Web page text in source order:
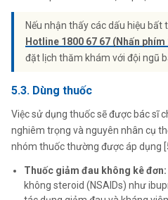
Nếu nhận thấy các dấu hiệu
Hotline 1800 67 67 (Nhấn phím
đặt lịch thăm khám với đội ngũ
5.3. Dùng thuốc
Việc sử dụng thuốc sẽ được bác sĩ
nghiêm trọng và nguyên nhân cụ
nhóm thuốc thường được áp dụng
Thuốc giảm đau không kê đơn:
không steroid (NSAIDs) như